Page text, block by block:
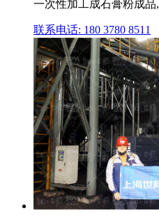
一次性加工成石膏粉成品,
联系电话: 180 3780 8511